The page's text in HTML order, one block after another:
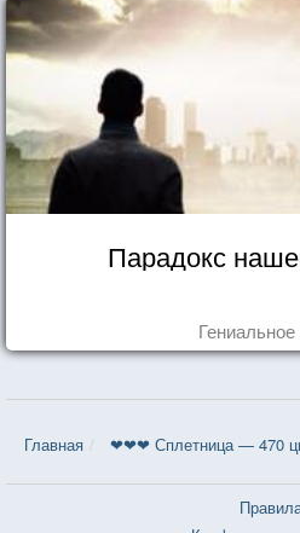
Парадокс
Гениальное
Главная ❤❤❤ Сплетница — 470